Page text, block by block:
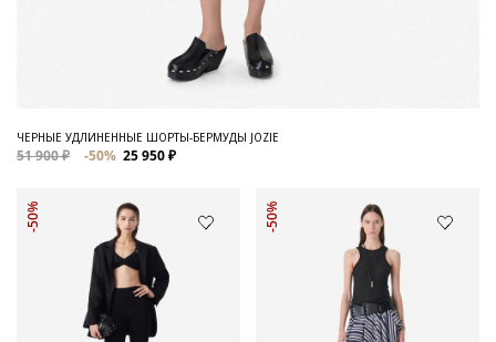
ЧЕРНЫЕ УДЛИНЕННЫЕ ШОРТЫ-БЕРМУДЫ JOZIE
51 900 ₽ -50% 25 950 ₽
-50% -50%